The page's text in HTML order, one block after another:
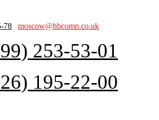
78 moscow@hbcomp.co.uk
253-53-01
195-22-00